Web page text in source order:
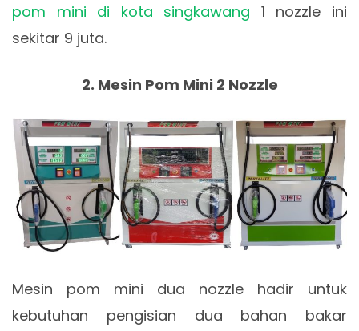
pom mini di kota singkawang 1 nozzle ini
sekitar 9 juta.
2. Mesin Pom Mini 2 Nozzle
Mesin pom mini dua nozzle hadir untuk
kebutuhan pengisian dua bahan bakar